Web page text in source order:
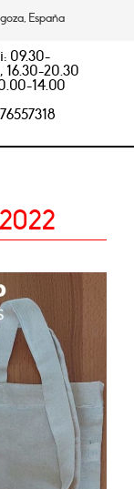
España
09.30-
16.30-20.30
14.00